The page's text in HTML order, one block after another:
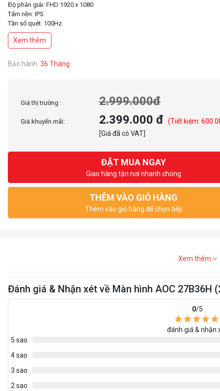
Độ phân giải: FHD 1920 x 1080
Tấm nền: IPS
Tần số quét: 100Hz
Thời gian phản hồi: 1ms
Tỉ lệ tương phản: 1500:1
Độ sáng: 250 nits
Tương thích VESA: 100x100mm
Xem thêm
Bảo hành: 36 Tháng
Giá thị trường : 2.999.000đ
Giá khuyến mãi: 2.399.000 đ
(Tiết kiệm:
[Giá đã có VAT]
ĐẶT MUA NGAY
Giao hàng tận nơi nhanh chóng
THÊM VÀO GIỎ HÀNG
Thêm vào giỏ hàng để chọn tiếp
Xem thêm
Đánh giá & Nhận xét về Màn hình AOC
0/5
đánh giá & nhận
5 sao
4 sao
3 sao
2 sao